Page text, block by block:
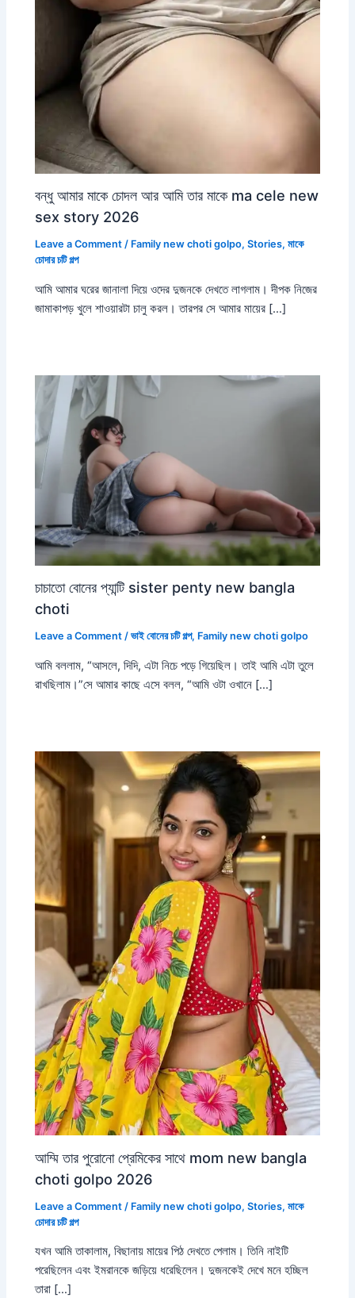
বন্ধু আমার মাকে চোদল আর আমি তার মাকে ma cele new
sex story 2026
Leave a Comment / Family new choti golpo,Stories,মাকে
চোদার চটি গল্প
আমি আমার ঘরের জানালা দিয়ে ওদের দুজনকে দেখতে লাগলাম। দীপক নিজের
জামাকাপড় খুলে শাওয়ারটা চালু করল। তারপর সে আমার মায়ের […]
চাচাতো বোনের প্যান্টি sister penty new bangla
choti
Leave a Comment /ভাই বোনের চটি গল্প, Family new choti golpo
আমি বললাম, “আসলে, দিদি, এটা নিচে পড়ে গিয়েছিল। তাই আমি এটা তুলে
রাখছিলাম।”সে আমার কাছে এসে বলল, “আমি ওটা ওখানে […]
আম্মি তার পুরোনো প্রেমিকের সাথে mom new bangla
choti golpo 2026
Leave a Comment / Family new choti golpo,Stories,মাকে
চোদার চটি গল্প
যখন আমি তাকালাম, বিছানায় মায়ের পিঠ দেখতে পেলাম। তিনি নাইটি
পরেছিলেন এবং ইমরানকে জড়িয়ে ধরেছিলেন। দুজনকেই দেখে মনে হচ্ছিল
তারা […]